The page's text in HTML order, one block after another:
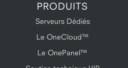
PRODUITS
Serveurs Dédiés
Le OneCloud™
Le OnePanel™